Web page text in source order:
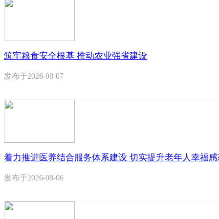
筑牢粮食安全根基 推动农业强省建设
发布于2026-08-07
着力推进医养结合服务体系建设 切实提升老年人幸福
发布于2026-08-06